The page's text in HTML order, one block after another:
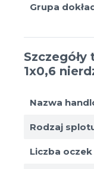
Grupa
1x0,6
Nazwa
Rodzaj
Liczba oczek